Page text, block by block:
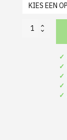
Foute
✓
✓
✓
✓
✓